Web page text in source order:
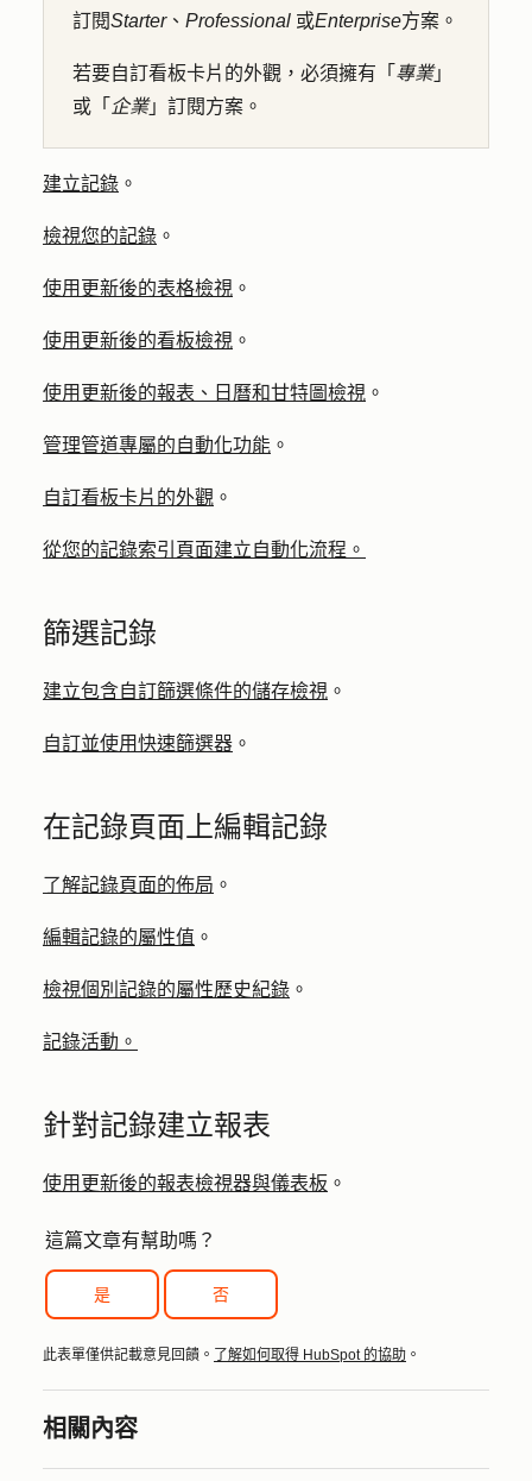
訂閱Starter、 Professional 或Enterprise方案。
若要自訂看板卡片的外觀，必須擁有「 專業」
或「 企業」訂閱方案。
建立記錄 。
檢視您的記錄 。
使用更新後的表格檢視 。
使用更新後的看板檢視 。
使用更新後的報表、日曆和甘特圖檢視 。
管理管道專屬的自動化功能 。
自訂看板卡片的外觀 。
從您的記錄索引頁面建立自動化流程。
篩選記錄
建立包含自訂篩選條件的儲存檢視 。
自訂並使用快速篩選器 。
在記錄頁面上編輯記錄
了解記錄頁面的佈局 。
編輯記錄的屬性值 。
檢視個別記錄的屬性歷史紀錄 。
記錄活動。
針對記錄建立報表
使用更新後的報表檢視器與儀表板 。
這篇文章有幫助嗎？
是 否
此表單僅供記載意見回饋。 了解如何取得 HubSpot 的協助 。
相關內容